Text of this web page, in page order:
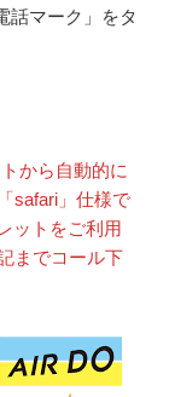
話マーク」をタ
から自動的に
safari」仕様で
ットをご利用
までコール下